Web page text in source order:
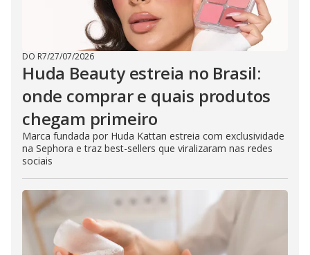
DO R7/27/07/2026
Huda Beauty estreia no Brasil:
onde comprar e quais produtos
chegam primeiro
Marca fundada por Huda Kattan estreia com exclusividade
na Sephora e traz best-sellers que viralizaram nas redes
sociais